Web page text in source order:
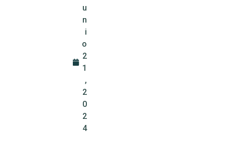
u
n
i
o
2
1
,
2
0
2
4